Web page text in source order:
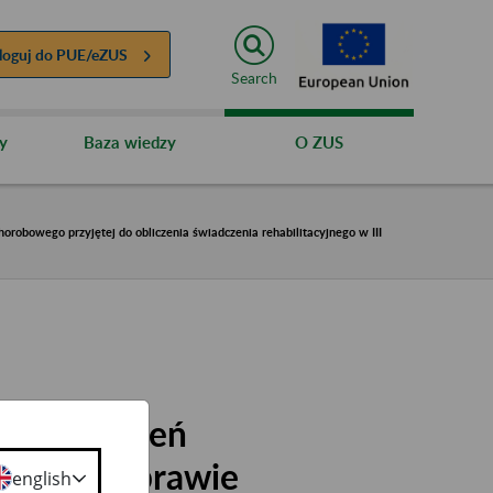
do PUE/eZUS
Search
Baza wiedzy O ZUS
przyjętej do obliczenia świadczenia rehabilitacyjnego w III
r. w sprawie
english